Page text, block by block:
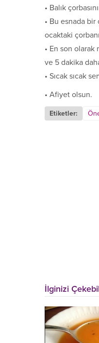
• Balık
• Bu esnada bir
ocaktaki
• En son olarak
ve 5 dakika
• Sıcak sıcak
• Afiyet olsun.
Etiketler:
İlginizi